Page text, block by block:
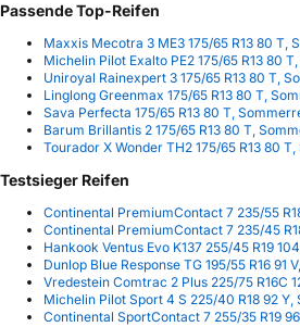
Passende Top-Reifen
Maxxis Mecotra 3 ME3 175/65 R13 80 T,
Michelin Pilot Exalto PE2 175/65 R13 80
Uniroyal Rainexpert 3 175/65 R13 80 T,
Linglong Greenmax 175/65 R13 80 T,
Sava Perfecta 175/65 R13 80 T,
Barum Brillantis 2 175/65 R13 80 T,
Tourador X Wonder TH2 175/65 R13 80
Testsieger Reifen
Continental PremiumContact 7 235/55
Continental PremiumContact 7 235/45
Hankook Ventus Evo K137 255/45 R19
Dunlop Blue Response TG 195/55 R16 91
Vredestein Comtrac 2 Plus 225/75 R16C
Michelin Pilot Sport 4 S 225/40 R18 92
Continental SportContact 7 255/35 R19